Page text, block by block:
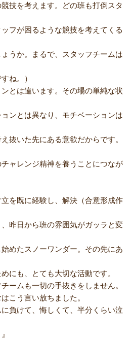
技を考えます。どの班も打倒スタ
フが困るような競技を考えてくる
うか。まるで、スタッフチームは
ね。）
とは違います。その場の単純な状
ンとは異なり、モチベーションは
抜いた先にある意欲だからです。
ャレンジ精神を養うことにつなが
を既に経験し、解決（合意形成作
昨日から班の雰囲気がガッラと変
めたスノーワンダー。その先にあ
にも、とても大切な活動です。
ームも一切の手抜きをしません。
こう言い放ちました。
に負けて、悔しくて、半分くらい泣